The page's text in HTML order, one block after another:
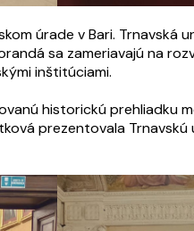
úrade v Bari. Trnavská
sa zameriavajú na
inštitúciami.
historickú prehliadku
prezentovala